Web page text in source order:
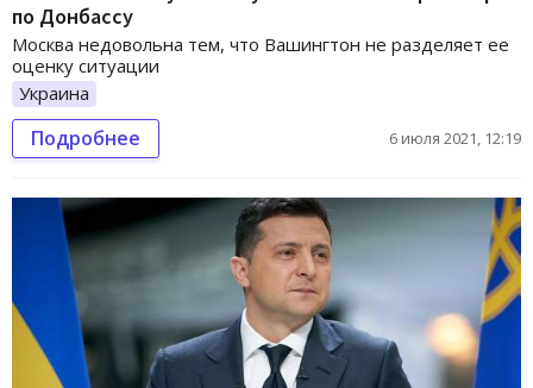
по Донбассу
Москва недовольна тем, что Вашингтон не разделяет ее
оценку ситуации
Украина
Подробнее 6 июля 2021, 12:19